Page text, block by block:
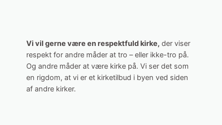
Vi vil gerne være en respektfuld kirke, der viser
respekt for andre måder at tro – eller ikke-tro på.
Og andre måder at være kirke på. Vi ser det som
en rigdom, at vi er et kirketilbud i byen ved siden
af andre kirker.